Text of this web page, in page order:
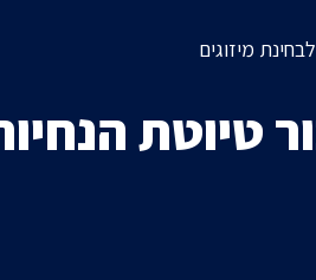
מיזוגים